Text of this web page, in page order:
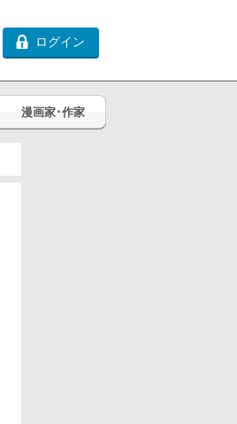
ログイン
漫画家･作家